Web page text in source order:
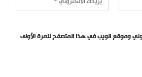
وموقع الويب في هذا المتصفح للمرة الأولى